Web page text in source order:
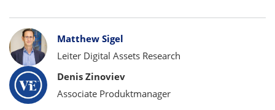
Bylines
Matthew Sigel
Leiter Digital Assets Research
Denis Zinoviev
Associate Produktmanager